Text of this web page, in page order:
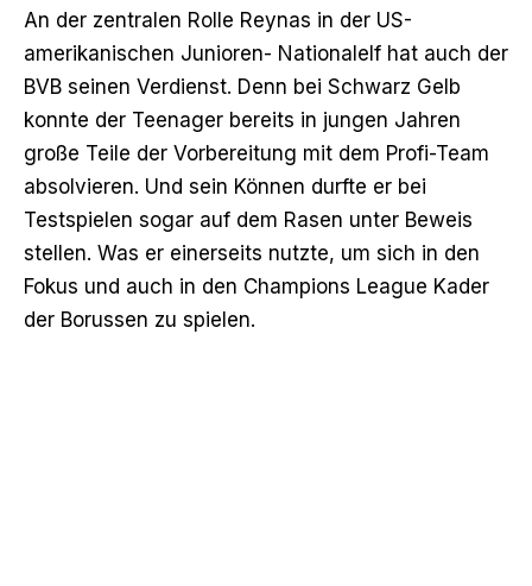
An der zentralen Rolle Reynas in der US-
amerikanischen Junioren- Nationalelf hat auch der
BVB seinen Verdienst. Denn bei Schwarz Gelb
konnte der Teenager bereits in jungen Jahren
große Teile der Vorbereitung mit dem Profi-Team
absolvieren. Und sein Können durfte er bei
Testspielen sogar auf dem Rasen unter Beweis
stellen. Was er einerseits nutzte, um sich in den
Fokus und auch in den Champions League Kader
der Borussen zu spielen.